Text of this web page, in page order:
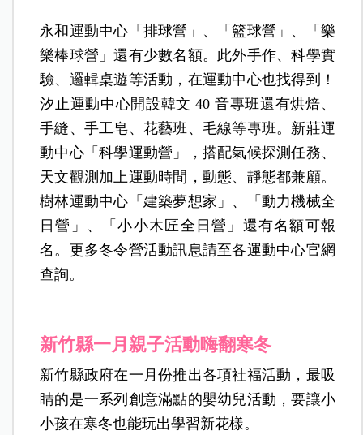
永和運動中心「排球營」、「籃球營」、「樂
樂棒球營」還有少數名額。此外手作、科學實
驗、邏輯桌遊等活動，在運動中心也找得到！
汐止運動中心開設韓文 40 音專班還有烘焙、
手縫、手工皂、花藝班、毛線等專班。新莊運
動中心「科學運動營」，搭配氣候探測任務、
天文觀測加上運動時間，動態、靜態都兼顧。
樹林運動中心「建築夢想家」、「動力機械全
日營」、「小小木匠全日營」還有名額可報
名。更多冬令營活動訊息請至各運動中心官網
查詢。
新竹縣一月親子活動嗨翻寒冬
新竹縣政府在一月份推出各項社福活動，最吸
睛的是一系列創意滿點的嬰幼兒活動，要讓小
小孩在寒冬也能玩出學習新花樣。